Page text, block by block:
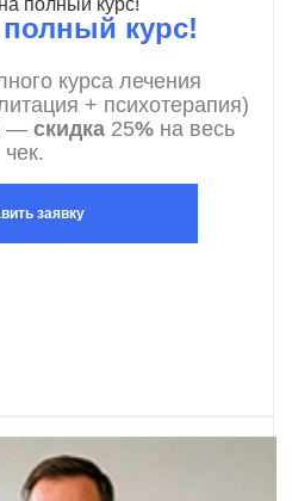
курс!
курса лечения
+ психотерапия)
— скидка 25%на весь
чек.
заявку